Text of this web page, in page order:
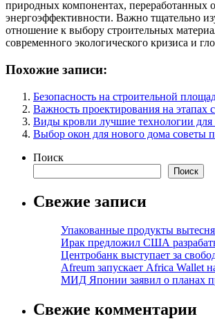
природных компонентах, переработанных
энергоэффективности. Важно тщательно
отношение к выбору строительных
современного экологического кризиса и
Похожие записи:
Безопасность на строительной
Важность проектирования на этапах
Виды кровли лучшие технологии
Выбор окон для нового дома советы
Поиск
Поиск
Свежие записи
Упакованные продукты
Ирак предложил США
Центробанк выступает за
Afreum запускает Africa Wallet
МИД Японии заявил о планах
Свежие комментарии